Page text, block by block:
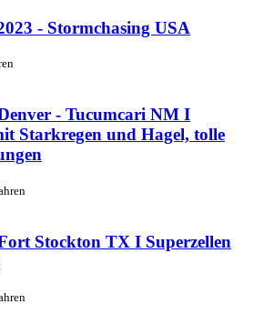
- Stormchasing USA
- Tucumcari NM I
Starkregen und Hagel, tolle
Stockton TX I Superzellen